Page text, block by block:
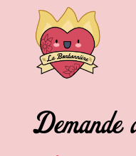
Demande